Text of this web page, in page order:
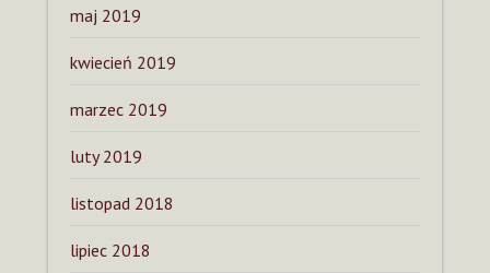
maj 2019
kwiecień 2019
marzec 2019
luty 2019
listopad 2018
lipiec 2018